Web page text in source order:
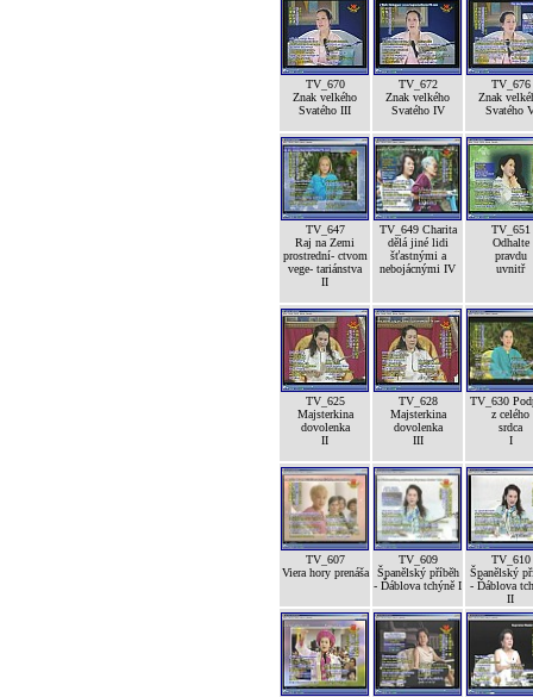
TV_670
Znak velkého
Svatého III
TV_672
Znak velkého
Svatého IV
TV_676
Znak
Svatého
TV_647
Raj na Zemi
prostrední- ctvom
vege- tariánstva
II
TV_649 Charita
dělá jiné lidi
šťastnými a
nebojácnými IV
TV_651
Odhalte
pravdu
uvnitř
TV_625
Majsterkina
dovolenka
II
TV_628
Majsterkina
dovolenka
III
TV_630
z celého
srdca
I
TV_607
Viera hory prenáša
TV_609
Španělský příběh
- Ďáblova tchýně I
TV_610
Španělský
- Ďáblova
II